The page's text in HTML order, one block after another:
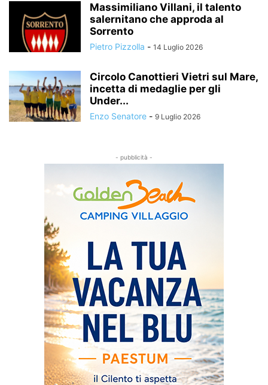
Massimiliano Villani, il talento
salernitano che approda al
Sorrento
Pietro Pizzolla - 14 Luglio 2026
Circolo Canottieri Vietri sul Mare,
incetta di medaglie per gli
Under...
Enzo Senatore - 9 Luglio 2026
- pubblicità -